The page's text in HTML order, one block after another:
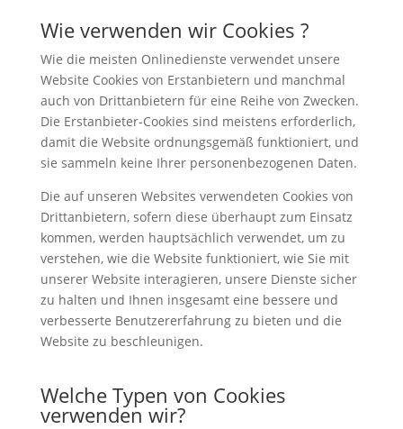
Wie verwenden wir Cookies ?
Wie die meisten Onlinedienste verwendet unsere
Website Cookies von Erstanbietern und manchmal
auch von Drittanbietern für eine Reihe von Zwecken.
Die Erstanbieter-Cookies sind meistens erforderlich,
damit die Website ordnungsgemäß funktioniert, und
sie sammeln keine Ihrer personenbezogenen Daten.
Die auf unseren Websites verwendeten Cookies von
Drittanbietern, sofern diese überhaupt zum Einsatz
kommen, werden hauptsächlich verwendet, um zu
verstehen, wie die Website funktioniert, wie Sie mit
unserer Website interagieren, unsere Dienste sicher
zu halten und Ihnen insgesamt eine bessere und
verbesserte Benutzererfahrung zu bieten und die
Website zu beschleunigen.
Welche Typen von Cookies
verwenden wir?